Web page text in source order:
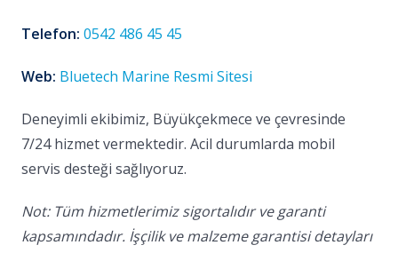
Telefon: 0542 486 45 45
Web: Bluetech Marine Resmi Sitesi
Deneyimli ekibimiz, Büyükçekmece ve çevresinde
7/24 hizmet vermektedir. Acil durumlarda mobil
servis desteği sağlıyoruz.
Not: Tüm hizmetlerimiz sigortalıdır ve garanti
kapsamındadır. İşçilik ve malzeme garantisi detayları